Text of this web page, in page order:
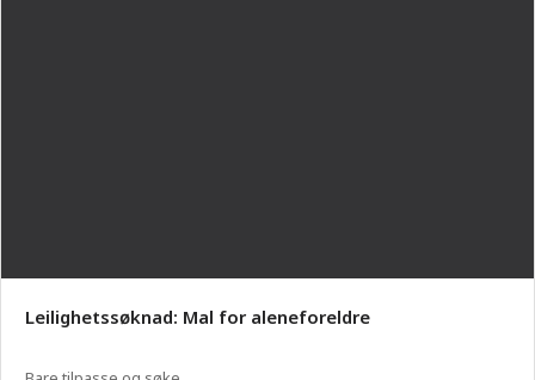
Leilighetssøknad: Mal for aleneforeldre